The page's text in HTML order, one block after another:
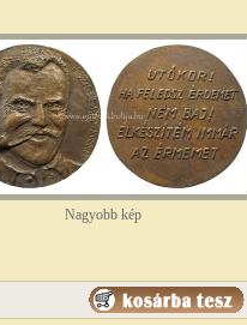
Nagyobb kép